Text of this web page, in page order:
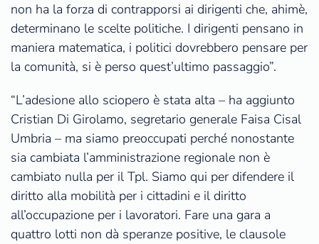
non ha la forza di contrapporsi ai dirigenti che, ahimè,
determinano le scelte politiche. I dirigenti pensano in
maniera matematica, i politici dovrebbero pensare per
la comunità, si è perso quest’ultimo passaggio”.
“L’adesione allo sciopero è stata alta – ha aggiunto
Cristian Di Girolamo, segretario generale Faisa Cisal
Umbria – ma siamo preoccupati perché nonostante
sia cambiata l’amministrazione regionale non è
cambiato nulla per il Tpl. Siamo qui per difendere il
diritto alla mobilità per i cittadini e il diritto
all’occupazione per i lavoratori. Fare una gara a
quattro lotti non dà speranze positive, le clausole